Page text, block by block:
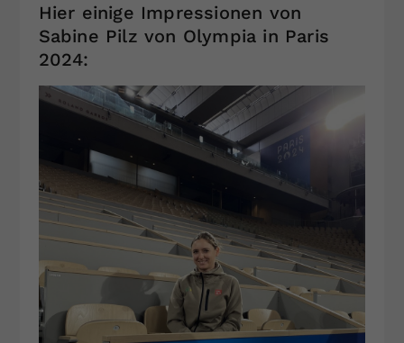
Hier einige Impressionen von
Sabine Pilz von Olympia in Paris
2024: